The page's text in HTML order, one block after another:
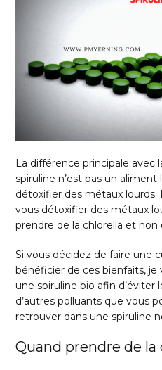
La différence principale avec
spiruline n’est pas un
détoxifier des métaux lourds.
vous détoxifier des métaux
prendre de la chlorella et non
Si vous décidez de faire une
bénéficier de ces bienfaits, je
une spiruline bio afin d’éviter
d’autres polluants que vous
retrouver dans une spiruline
Quand prendre de la